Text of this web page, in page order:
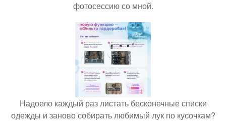
фотосессию со мной.
Надоело каждый раз листать бесконечные списки
одежды и заново собирать любимый лук по кусочкам?